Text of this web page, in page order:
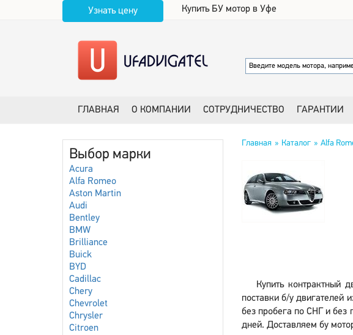
Узнать цену Купить БУ мотор в Уфе
ГЛАВНАЯ О КОМПАНИИ СОТРУДНИЧЕСТВО ГАРАНТИИ
Выбор марки
Acura
Alfa Romeo
Aston Martin
Audi
Bentley
BMW
Brilliance
Buick
BYD
Cadillac
Chery
Chevrolet
Chrysler
Citroen
Главная Каталог Alfa
Купить
поставки б/у
без пробега по СНГ и без
дней. Доставляем бу